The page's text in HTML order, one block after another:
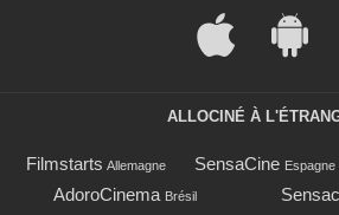
ALLOCINÉ À
Filmstarts Allemagne SensaCine Espagne
AdoroCinema Brésil